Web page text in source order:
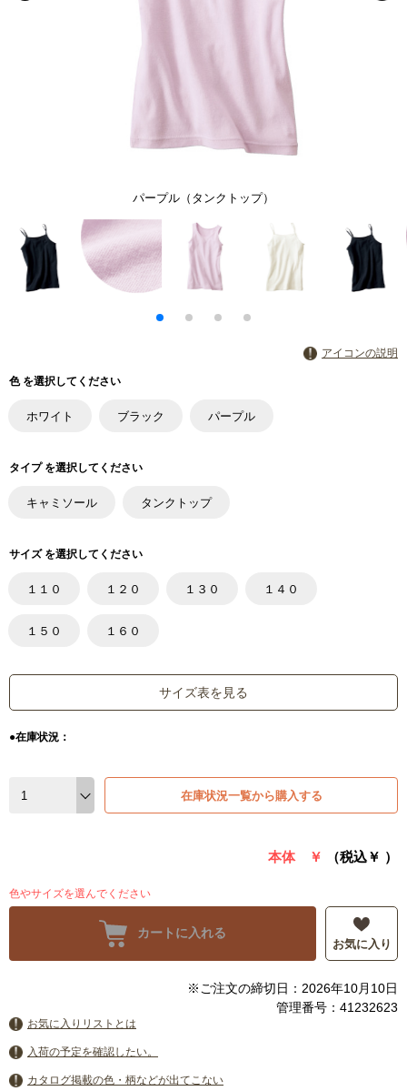
パープル（タンクトップ）
アイコンの説明
色 を選択してください
ホワイト ブラック パープル
タイプ を選択してください
キャミソール タンクトップ
サイズ を選択してください
１１０ １２０ １３０ １４０
１５０ １６０
サイズ表を見る
●在庫状況：
在庫状況一覧から購入する
本体 ￥ （税込￥ ）
色やサイズを選んでください
カートに入れる
お気に入り
※ご注文の締切日：2026年10月10日
管理番号：41232623
お気に入りリストとは
入荷の予定を確認したい。
カタログ掲載の色・柄などが出てこない